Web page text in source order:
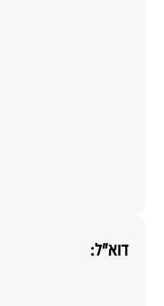
דוא"ל: